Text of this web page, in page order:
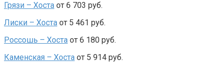
Грязи – Хоста от 6 703 руб.
Лиски – Хоста от 5 461 руб.
Россошь – Хоста от 6 180 руб.
Каменская – Хоста от 5 914 руб.